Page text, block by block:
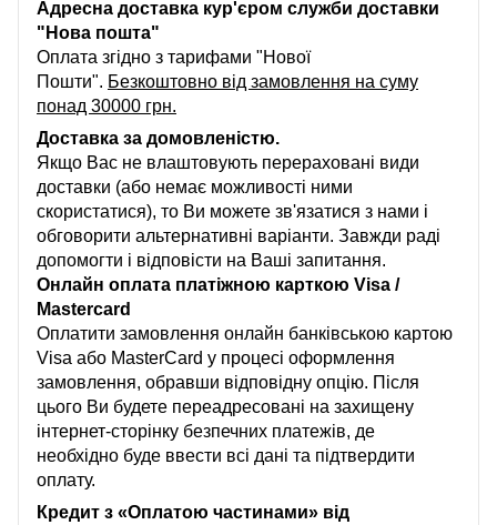
Адресна доставка кур'єром служби доставки
"Нова пошта"
Оплата згідно з тарифами "Нової
Пошти". Безкоштовно від замовлення на суму
понад 30000 грн.
Доставка за домовленістю.
Якщо Вас не влаштовують перераховані види
доставки (або немає можливості ними
скористатися), то Ви можете зв'язатися з нами і
обговорити альтернативні варіанти. Завжди раді
допомогти і відповісти на Ваші запитання.
Онлайн оплата платіжною карткою Visa /
Mastercard
Оплатити замовлення онлайн банківською картою
Visa або MasterCard у процесі оформлення
замовлення, обравши відповідну опцію. Після
цього Ви будете переадресовані на захищену
інтернет-сторінку безпечних платежів, де
необхідно буде ввести всі дані та підтвердити
оплату.
Кредит з «Оплатою частинами» від